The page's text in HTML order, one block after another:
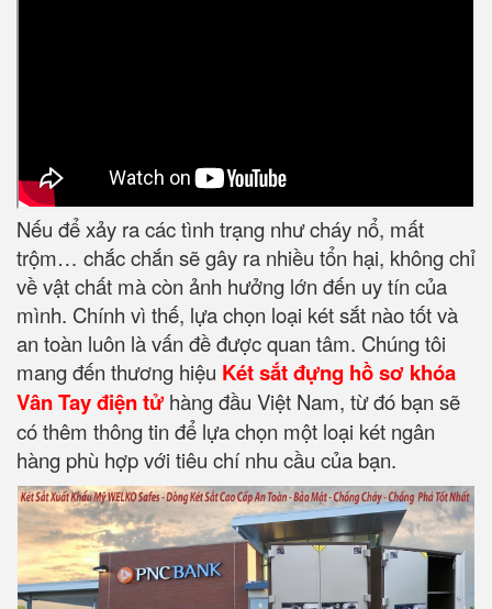
Nếu để xảy ra các tình trạng như cháy nổ, mất
trộm… chắc chắn sẽ gây ra nhiều tổn hại, không chỉ
về vật chất mà còn ảnh hưởng lớn đến uy tín của
mình. Chính vì thế, lựa chọn loại két sắt nào tốt và
an toàn luôn là vấn đề được quan tâm. Chúng tôi
mang đến thương hiệu Két sắt đựng hồ sơ khóa
Vân Tay điện tửhàng đầu Việt Nam, từ đó bạn sẽ
có thêm thông tin để lựa chọn một loại két ngân
hàng phù hợp với tiêu chí nhu cầu của bạn.